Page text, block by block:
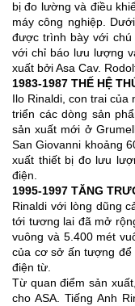
bị đo lường và điều
máy công nghiệp.
được trình bày với chú
với chỉ báo lưu lượng
xuất bởi Asa Cav.
1983-1987 THẾ HỆ
Ilo Rinaldi, con trai
triển các dòng sản
sản xuất mới ở
San Giovanni khoảng
xuất thiết bị đo lưu
điện.
1995-1997 TĂNG
Rinaldi với lòng dũng
tới tương lai đã mở
vuông và 5.400 mét
của cơ sở ấn tượng
điện từ.
Từ quan điểm sản
cho ASA. Tiếng Anh